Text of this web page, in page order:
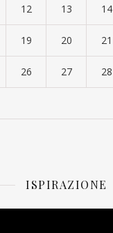
12 13 14
19 20 21
26 27 28
ISPIRAZIONE